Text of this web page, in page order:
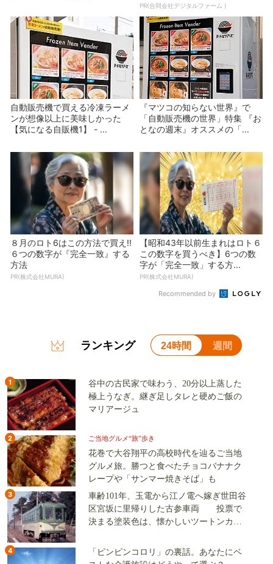
PR(合同会社デジタルファーム )
自動販売機で買える冷凍ラーメ
ンが想像以上に美味しかった
【気になる自販機1】 - ...
『マツコの知らない世界』で
「自動販売機の世界」特集 『お
となの週末』オススメの「...
８月のロト6はこの方法で買え!!
６つの数字が『完全一致』する
方法
PR(株式会社MURA)
【昭和43年以前生まれはロト６
この数字を買うべき】6つの数
字が「完全一致」する方...
PR(株式会社MURA)
Recommended by
ランキング 24時間 週間
1
谷中の古民家で味わう、20分以上蒸した
極上うなぎ。継ぎ足しタレと硬めご飯の
マリアージュ
2 ご当地グルメ“旅”歩き
花巻で大谷翔平の高校時代を辿るご当地
グルメ旅。勝つと食べたチョコバナナク
レープや「サンマー焼きそば」も
3
車齢101年、玉電から江ノ電へ嫁ぎ世田谷
区宮坂に里帰りした古参車両 投票で
決まる塗装色は、懐かしいツートンカラ
4
「ピンピンコロリ」の裏話。あなたにベ